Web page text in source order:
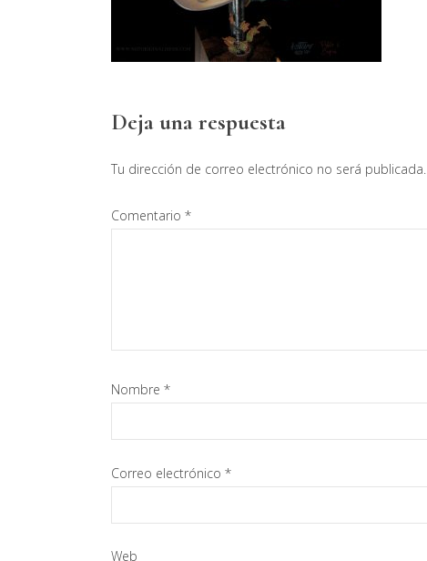
Interacciones
lectores
Deja una respuesta
Tu dirección de correo electrónico no será publicada.
Comentario *
Nombre *
Correo electrónico *
Web